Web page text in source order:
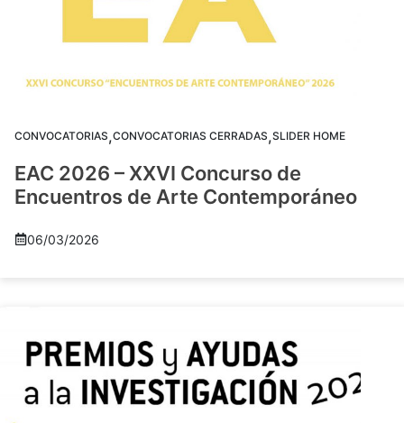
CONVOCATORIAS,CONVOCATORIAS CERRADAS,SLIDER HOME
EAC 2026 – XXVI Concurso de
Encuentros de Arte Contemporáneo
06/03/2026